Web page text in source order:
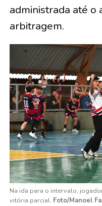
administrada até o
arbitragem.
Na ida para o intervalo,
vitória parcial. Foto/Manoel